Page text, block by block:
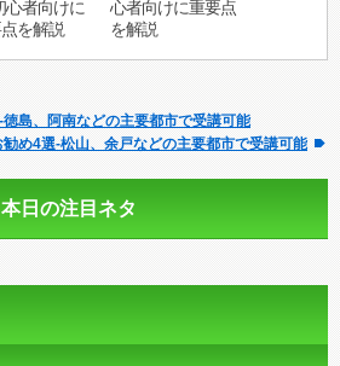
心者向けに
を解説
心者向けに重要点
を解説
島、阿南などの主要都市で受講可能
め4選-松山、余戸などの主要都市で受講可能
本日の注目ネタ